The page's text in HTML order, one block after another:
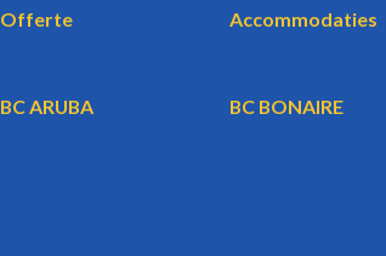
Offerte Accommodaties
BC ARUBA BC BONAIRE